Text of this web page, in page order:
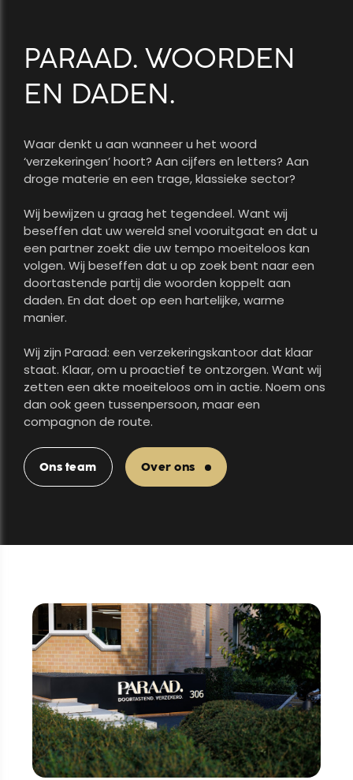
PARAAD. WOORDEN
EN DADEN.
Waar denkt u aan wanneer u het woord
‘verzekeringen’ hoort? Aan cijfers en letters? Aan
droge materie en een trage, klassieke sector?
Wij bewijzen u graag het tegendeel. Want wij
beseffen dat uw wereld snel vooruitgaat en dat u
een partner zoekt die uw tempo moeiteloos kan
volgen. Wij beseffen dat u op zoek bent naar een
doortastende partij die woorden koppelt aan
daden. En dat doet op een hartelijke, warme
manier.
Wij zijn Paraad: een verzekeringskantoor dat klaar
staat. Klaar, om u proactief te ontzorgen. Want wij
zetten een akte moeiteloos om in actie. Noem ons
dan ook geen tussenpersoon, maar een
compagnon de route.
Ons team Over ons